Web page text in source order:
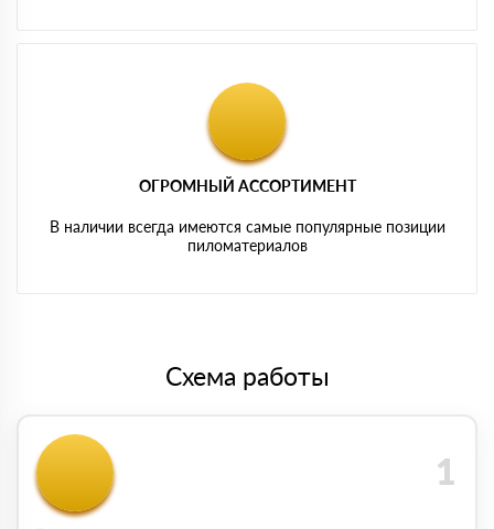
ОГРОМНЫЙ АССОРТИМЕНТ
В наличии всегда имеются самые популярные позиции
пиломатериалов
Схема работы